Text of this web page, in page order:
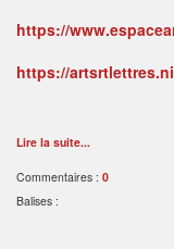
https://
https://
Lire la suite...
Commentaires : 0
Balises :